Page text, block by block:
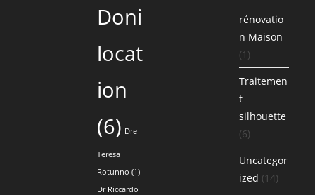
Doni
locat
ion
(6) Dre
Teresa
Rotunno (1)
Dr Riccardo
rénovatio
n Maison
(1)
Traitemen
t
silhouette
(6)
Uncategor
ized (14)